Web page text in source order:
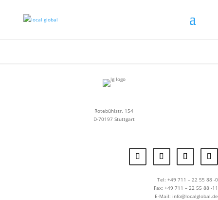
Rotebühlstr. 154
D-70197 Stuttgart
Tel: +49 711 – 22 55 88 -0
Fax: +49 711 – 22 55 88 -11
E-Mail: info@localglobal.de